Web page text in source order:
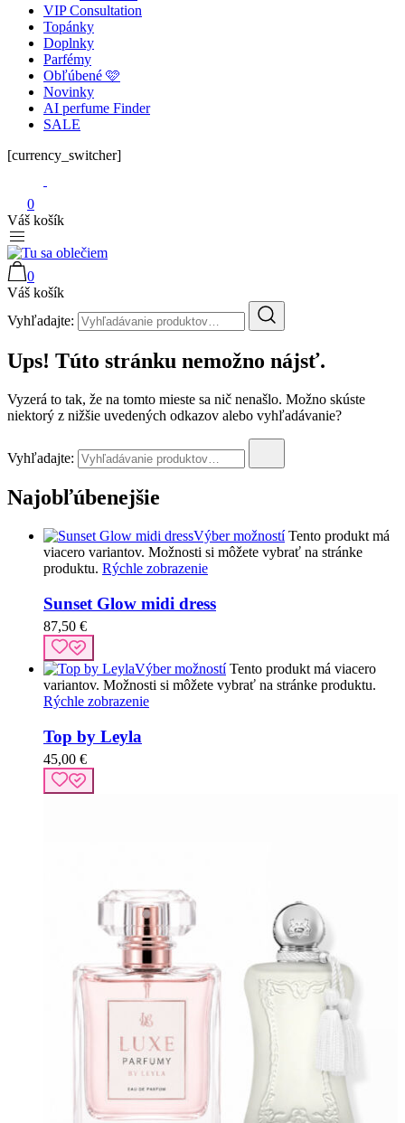
VIP Consultation
Topánky
Doplnky
Parfémy
Obľúbené 🩷
Novinky
AI perfume Finder
SALE
[currency_switcher]
0
Váš košík
Tu sa oblečiem
0
Váš košík
Vyhľadajte:
Ups! Túto stránku nemožno nájsť.
Vyzerá to tak, že na tomto mieste sa nič nenašlo. Možno skúste
niektorý z nižšie uvedených odkazov alebo vyhľadávanie?
Vyhľadajte:
Najobľúbenejšie
Výber možností Tento produkt má
viacero variantov. Možnosti si môžete vybrať na stránke
produktu. Rýchle zobrazenie
Sunset Glow midi dress
87,50 €
Výber možností Tento produkt má viacero
variantov. Možnosti si môžete vybrať na stránke produktu.
Rýchle zobrazenie
Top by Leyla
45,00 €